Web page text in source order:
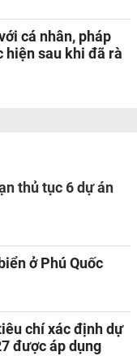
cá nhân, pháp
hiện sau khi đã rà
thủ tục 6 dự án
ở Phú Quốc
chí xác định dự
được áp dụng